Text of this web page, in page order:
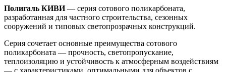
Полигаль КИВИ— серия сотового поликарбоната,
разработанная для частного строительства, сезонных
сооружений и типовых светопрозрачных конструкций.
Серия сочетает основные преимущества сотового
поликарбоната — прочность, светопропускание,
теплоизоляцию и устойчивость к атмосферным воздействиям
— с характеристиками, оптимальными для объектов с